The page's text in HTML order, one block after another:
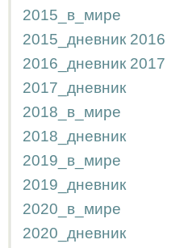
2015_в_мире
2015_дневник 2016
2016_дневник 2017
2017_дневник
2018_в_мире
2018_дневник
2019_в_мире
2019_дневник
2020_в_мире
2020_дневник